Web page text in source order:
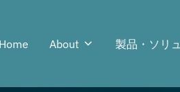
Home About 製品・ソリ